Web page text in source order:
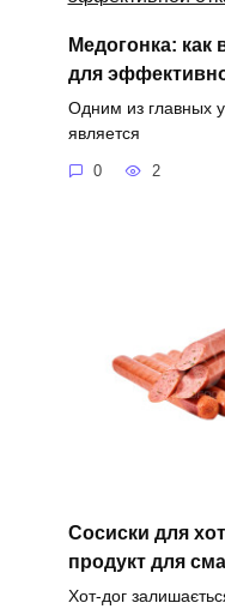
Медогонка: как
для
Одним из главных
является
0 2
Сосиски для
продукт для
Хот-дог